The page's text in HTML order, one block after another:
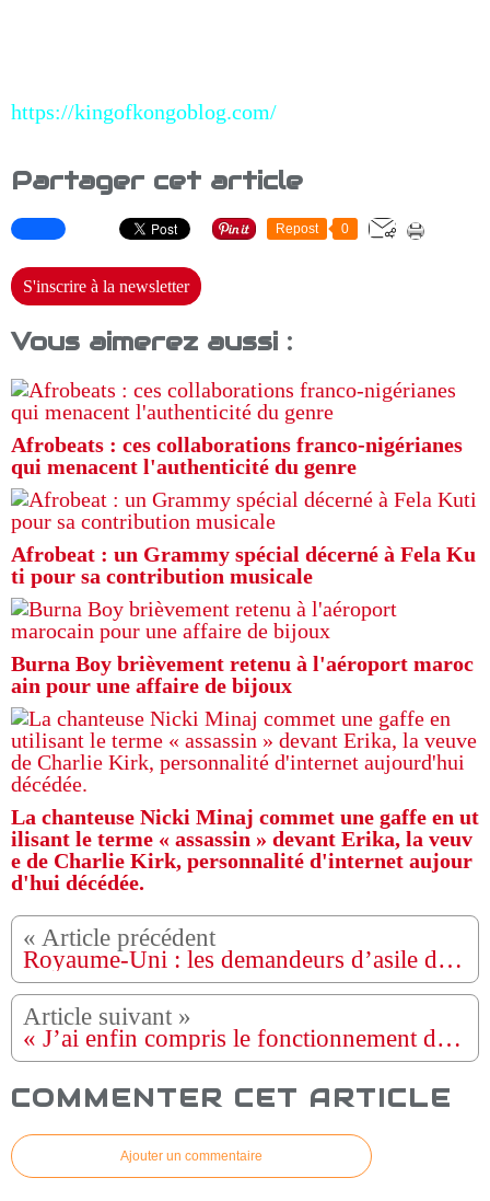
https://kingofkongoblog.com/
Partager cet article
Repost 0
S'inscrire à la newsletter
Vous aimerez aussi :
Afrobeats : ces collaborations franco-nigérianes
qui menacent l'authenticité du genre
Afrobeat : un Grammy spécial décerné à Fela Ku
ti pour sa contribution musicale
Burna Boy brièvement retenu à l'aéroport maroc
ain pour une affaire de bijoux
La chanteuse Nicki Minaj commet une gaffe en ut
ilisant le terme « assassin » devant Erika, la veuv
e de Charlie Kirk, personnalité d'internet aujour
d'hui décédée.
Royaume-Uni : les demandeurs d’asile devront attendre 20 ans pour obtenir la résidence permanente
« J’ai enfin compris le fonctionnement des relations amoureuses à 44 ans » — Porsha Williams se confie un mois après avoir révélé être en couple avec une femme
COMMENTER CET ARTICLE
Ajouter un commentaire